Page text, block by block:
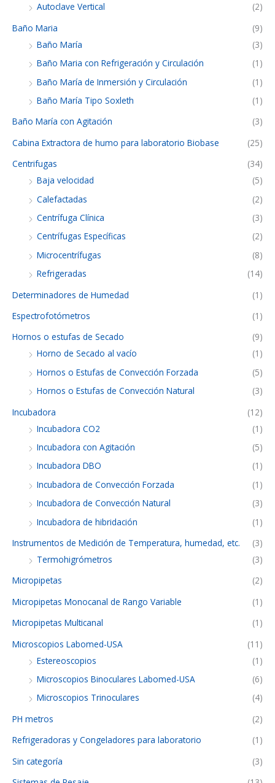
Autoclave Vertical
(2)
Baño Maria
(9)
Baño María
(3)
Baño Maria con Refrigeración y Circulación
(1)
Baño María de Inmersión y Circulación
(1)
Baño María Tipo Soxleth
(1)
Baño María con Agitación
(3)
Cabina Extractora de humo para laboratorio Biobase
(25)
Centrifugas
(34)
Baja velocidad
(5)
Calefactadas
(2)
Centrífuga Clínica
(3)
Centrífugas Específicas
(2)
Microcentrífugas
(8)
Refrigeradas
(14)
Determinadores de Humedad
(1)
Espectrofotómetros
(1)
Hornos o estufas de Secado
(9)
Horno de Secado al vacío
(1)
Hornos o Estufas de Convección Forzada
(5)
Hornos o Estufas de Convección Natural
(3)
Incubadora
(12)
Incubadora CO2
(1)
Incubadora con Agitación
(5)
Incubadora DBO
(1)
Incubadora de Convección Forzada
(1)
Incubadora de Convección Natural
(3)
Incubadora de hibridación
(1)
Instrumentos de Medición de Temperatura, humedad, etc.
(3)
Termohigrómetros
(3)
Micropipetas
(2)
Micropipetas Monocanal de Rango Variable
(1)
Micropipetas Multicanal
(1)
Microscopios Labomed-USA
(11)
Estereoscopios
(1)
Microscopios Binoculares Labomed-USA
(6)
Microscopios Trinoculares
(4)
PH metros
(2)
Refrigeradoras y Congeladores para laboratorio
(1)
Sin categoría
(3)